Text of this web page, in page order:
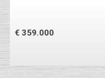
€ 359.000